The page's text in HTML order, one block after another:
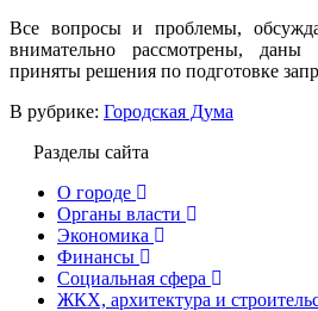
Все вопросы и проблемы,
внимательно рассмотрены, даны
приняты решения по подготовке
В рубрике: Городская Дума
Разделы сайта
О городе
Органы власти
Экономика
Финансы
Социальная сфера
ЖКХ, архитектура и